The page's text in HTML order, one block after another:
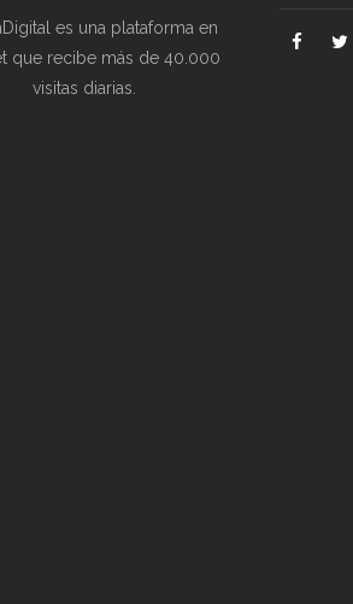
es una plataforma en
que recibe más de 40.000
visitas diarias.